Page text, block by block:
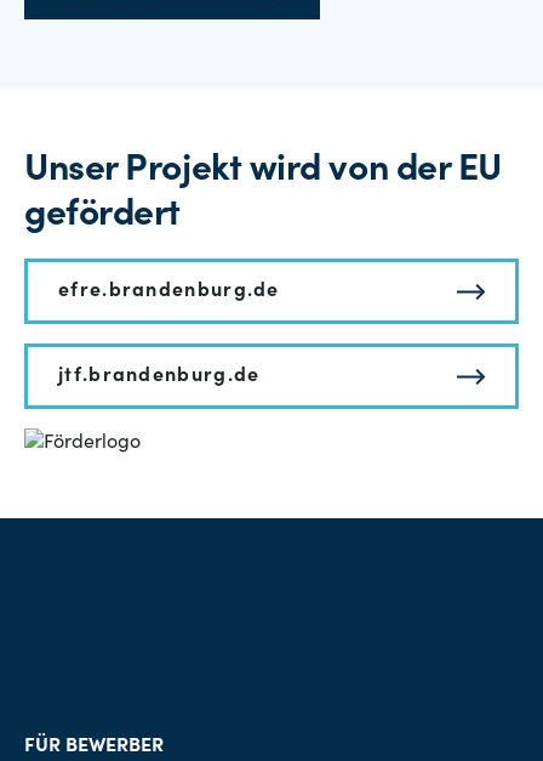
Unser Projekt wird von der EU
gefördert
efre.brandenburg.de
jtf.brandenburg.de
FÜR BEWERBER